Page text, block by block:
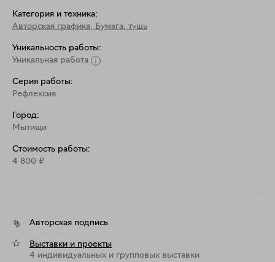
Категория и техника:
Авторская графика, Бумага, тушь
Уникальность работы:
Уникальная работа
Серия работы:
Рефлексия
Город:
Мытищи
Стоимость работы:
4 800 ₽
Авторская подпись
Выставки и проекты
4 индивидуальных и групповых выставки